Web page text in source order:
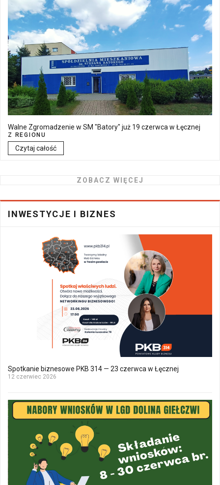
Walne Zgromadzenie w SM "Batory" już 19 czerwca w Łęcznej
Z REGIONU
Czytaj całość
ZOBACZ WIĘCEJ
INWESTYCJE I BIZNES
Spotkanie biznesowe PKB 314 — 23 czerwca w Łęcznej
12 czerwiec 2026